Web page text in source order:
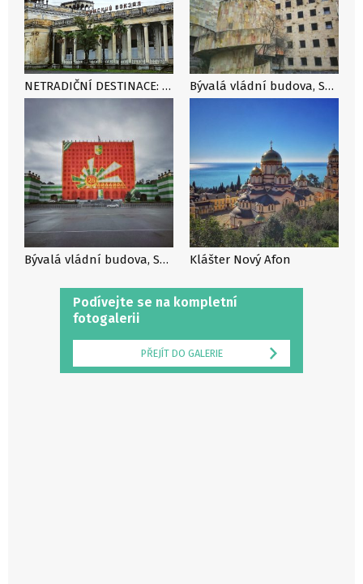
Podívejte se na kompletní
fotogalerii
PŘEJÍT DO GALERIE
NETRADIČNÍ DESTINACE: Abcházie – zapomenutá kráska na břehu Černého moře Bývalá vládní budova, Suchumi
Bývalá vládní budova, Suchumi Klášter Nový Afon